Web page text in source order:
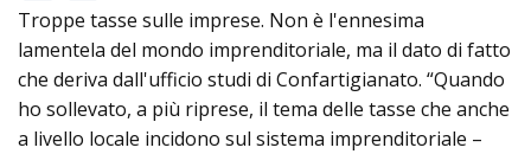
Troppe tasse sulle imprese. Non è l'ennesima
lamentela del mondo imprenditoriale, ma il dato di fatto
che deriva dall'ufficio studi di Confartigianato. “Quando
ho sollevato, a più riprese, il tema delle tasse che anche
a livello locale incidono sul sistema imprenditoriale –